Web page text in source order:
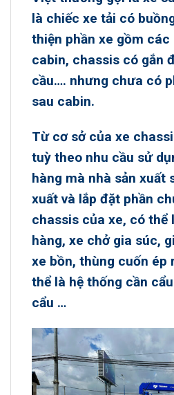
là chiếc xe tải có
thiện phần xe gồm các
cabin, chassis có gắn
cầu…. nhưng chưa có
sau cabin.
Từ cơ sở của xe
tuỳ theo nhu cầu sử
hàng mà nhà sản xuất
xuất và lắp đặt phần
chassis của xe, có thể
hàng, xe chở gia súc,
xe bồn, thùng cuốn ép
thể là hệ thống cần
cẩu …